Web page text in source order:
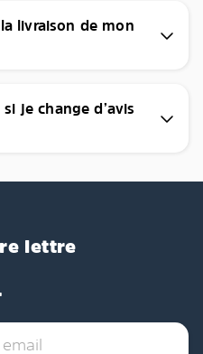
livraison de mon
je change d’avis
lettre